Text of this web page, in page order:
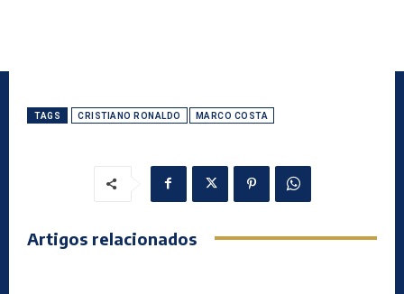
TAGS CRISTIANO RONALDO MARCO COSTA
Artigos relacionados